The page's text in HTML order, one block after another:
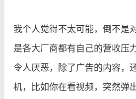
我个人觉得不太可能，倒不是
是各大厂商都有自己的营收压
令人厌恶，除了广告的内容，
机，比如你在看视频，突然弹